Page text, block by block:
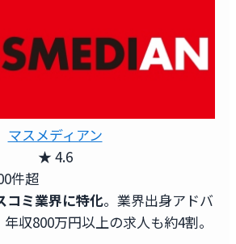
マスメディアン
★ 4.6
件超
コミ業界に特化。業界出身アドバ
収800万円以上の求人も約4割。